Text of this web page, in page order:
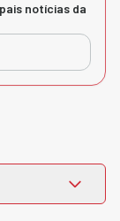
notícias da